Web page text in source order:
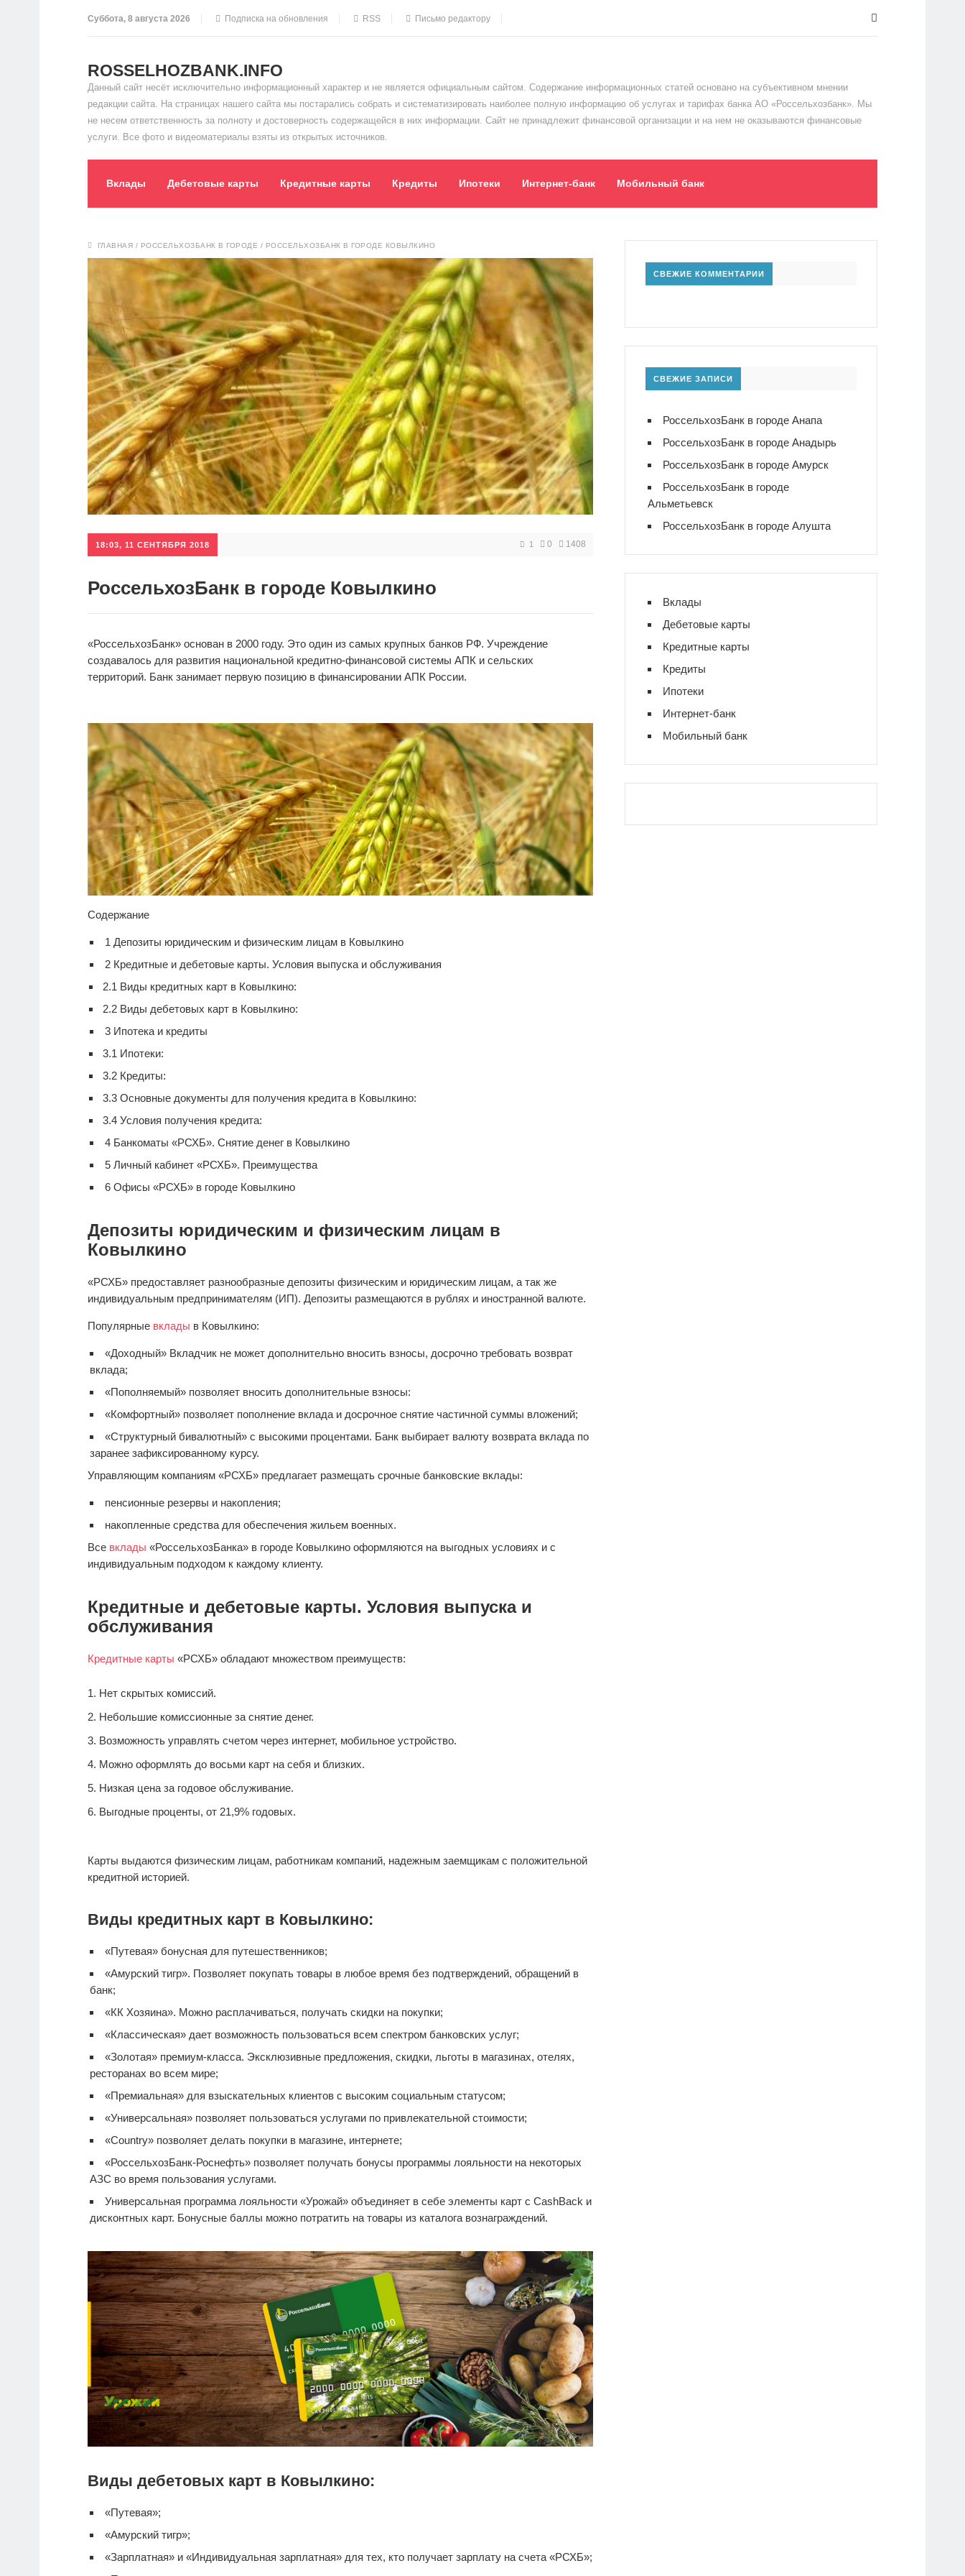
Суббота, 8 августа 2026 Подписка на обновления RSS Письмо редактору
ROSSELHOZBANK.INFO
Данный сайт несёт исключительно информационный характер и не является официальным сайтом. Содержание информационных статей основано на субъективном мнении
редакции сайта. На страницах нашего сайта мы постарались собрать и систематизировать наиболее полную информацию об услугах и тарифах банка АО «Россельхозбанк». Мы
не несем ответственность за полноту и достоверность содержащейся в них информации. Сайт не принадлежит финансовой организации и на нем не оказываются финансовые
услуги. Все фото и видеоматериалы взяты из открытых источников.
Вклады Дебетовые карты Кредитные карты Кредиты Ипотеки Интернет-банк Мобильный банк
ГЛАВНАЯ / РОССЕЛЬХОЗБАНК В ГОРОДЕ / РОССЕЛЬХОЗБАНК В ГОРОДЕ КОВЫЛКИНО
18:03, 11 СЕНТЯБРЯ 2018 1 0 1408
РоссельхозБанк в городе Ковылкино
«РоссельхозБанк» основан в 2000 году. Это один из самых крупных банков РФ. Учреждение
создавалось для развития национальной кредитно-финансовой системы АПК и сельских
территорий. Банк занимает первую позицию в финансировании АПК России.
Содержание
1 Депозиты юридическим и физическим лицам в Ковылкино
2 Кредитные и дебетовые карты. Условия выпуска и обслуживания
2.1 Виды кредитных карт в Ковылкино:
2.2 Виды дебетовых карт в Ковылкино:
3 Ипотека и кредиты
3.1 Ипотеки:
3.2 Кредиты:
3.3 Основные документы для получения кредита в Ковылкино:
3.4 Условия получения кредита:
4 Банкоматы «РСХБ». Снятие денег в Ковылкино
5 Личный кабинет «РСХБ». Преимущества
6 Офисы «РСХБ» в городе Ковылкино
Депозиты юридическим и физическим лицам в
Ковылкино
«РСХБ» предоставляет разнообразные депозиты физическим и юридическим лицам, а так же
индивидуальным предпринимателям (ИП). Депозиты размещаются в рублях и иностранной валюте.
Популярные вклады в Ковылкино:
«Доходный» Вкладчик не может дополнительно вносить взносы, досрочно требовать возврат
вклада;
«Пополняемый» позволяет вносить дополнительные взносы:
«Комфортный» позволяет пополнение вклада и досрочное снятие частичной суммы вложений;
«Структурный бивалютный» с высокими процентами. Банк выбирает валюту возврата вклада по
заранее зафиксированному курсу.
Управляющим компаниям «РСХБ» предлагает размещать срочные банковские вклады:
пенсионные резервы и накопления;
накопленные средства для обеспечения жильем военных.
Все вклады «РоссельхозБанка» в городе Ковылкино оформляются на выгодных условиях и с
индивидуальным подходом к каждому клиенту.
Кредитные и дебетовые карты. Условия выпуска и
обслуживания
Кредитные карты «РСХБ» обладают множеством преимуществ:
Нет скрытых комиссий.
Небольшие комиссионные за снятие денег.
Возможность управлять счетом через интернет, мобильное устройство.
Можно оформлять до восьми карт на себя и близких.
Низкая цена за годовое обслуживание.
Выгодные проценты, от 21,9% годовых.
Карты выдаются физическим лицам, работникам компаний, надежным заемщикам с положительной
кредитной историей.
Виды кредитных карт в Ковылкино:
«Путевая» бонусная для путешественников;
«Амурский тигр». Позволяет покупать товары в любое время без подтверждений, обращений в
банк;
«КК Хозяина». Можно расплачиваться, получать скидки на покупки;
«Классическая» дает возможность пользоваться всем спектром банковских услуг;
«Золотая» премиум-класса. Эксклюзивные предложения, скидки, льготы в магазинах, отелях,
ресторанах во всем мире;
«Премиальная» для взыскательных клиентов с высоким социальным статусом;
«Универсальная» позволяет пользоваться услугами по привлекательной стоимости;
«Country» позволяет делать покупки в магазине, интернете;
«РоссельхозБанк-Роснефть» позволяет получать бонусы программы лояльности на некоторых
АЗС во время пользования услугами.
Универсальная программа лояльности «Урожай» объединяет в себе элементы карт с CashBack и
дисконтных карт. Бонусные баллы можно потратить на товары из каталога вознаграждений.
Виды дебетовых карт в Ковылкино:
«Путевая»;
«Амурский тигр»;
«Зарплатная» и «Индивидуальная зарплатная» для тех, кто получает зарплату на счета «РСХБ»;
СВЕЖИЕ КОММЕНТАРИИ
СВЕЖИЕ ЗАПИСИ
РоссельхозБанк в городе Анапа
РоссельхозБанк в городе Анадырь
РоссельхозБанк в городе Амурск
РоссельхозБанк в городе
Альметьевск
РоссельхозБанк в городе Алушта
Вклады
Дебетовые карты
Кредитные карты
Кредиты
Ипотеки
Интернет-банк
Мобильный банк